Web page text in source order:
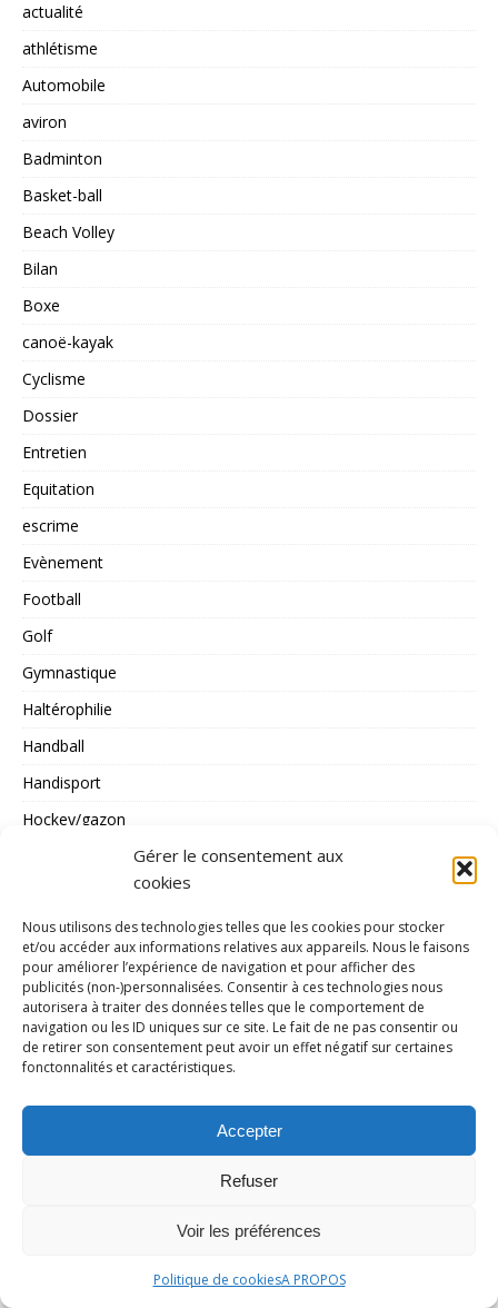
Gérer le consentement aux
cookies
Nous utilisons des technologies telles que les cookies pour stocker
et/ou accéder aux informations relatives aux appareils. Nous le faisons
pour améliorer l’expérience de navigation et pour afficher des
publicités (non-)personnalisées. Consentir à ces technologies nous
autorisera à traiter des données telles que le comportement de
navigation ou les ID uniques sur ce site. Le fait de ne pas consentir ou
de retirer son consentement peut avoir un effet négatif sur certaines
fonctonnalités et caractéristiques.
Accepter
Refuser
Voir les préférences
Politique de cookiesA PROPOS
actualité
athlétisme
Automobile
aviron
Badminton
Basket-ball
Beach Volley
Bilan
Boxe
canoë-kayak
Cyclisme
Dossier
Entretien
Equitation
escrime
Evènement
Football
Golf
Gymnastique
Haltérophilie
Handball
Handisport
Hockey/gazon
Jeux Olympiques
Jeux paralympiques
Judo
Karaté
Kayak Polo
kitesurf
Ligue 1